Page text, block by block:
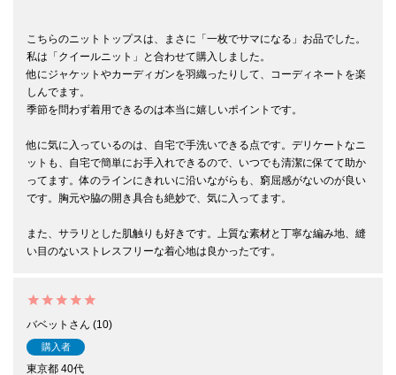
こちらのニットトップスは、まさに「一枚でサマになる」お品でした。
私は「クイールニット」と合わせて購入しました。
他にジャケットやカーディガンを羽織ったりして、コーディネートを楽
しんでます。
季節を問わず着用できるのは本当に嬉しいポイントです。
他に気に入っているのは、自宅で手洗いできる点です。デリケートなニ
ットも、自宅で簡単にお手入れできるので、いつでも清潔に保てて助か
ってます。体のラインにきれいに沿いながらも、窮屈感がないのが良い
です。胸元や脇の開き具合も絶妙で、気に入ってます。
また、サラリとした肌触りも好きです。上質な素材と丁寧な編み地、縫
い目のないストレスフリーな着心地は良かったです。
バベット 10
購入者
東京都 40代